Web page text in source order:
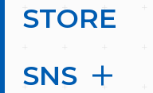
STORE
SNS